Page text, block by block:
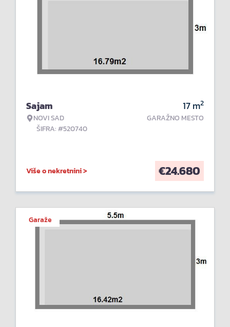
Sajam
NOVI SAD
ŠIFRA: #520740
17m2
GARAŽNO MESTO
Više o nekretnini > €24.680
Garaže